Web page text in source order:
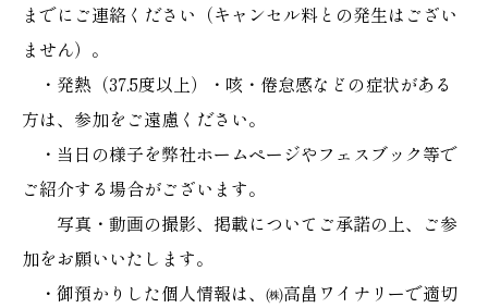
までにご連絡ください（キャンセル料との発生はござい
ません）。
・発熱（37.5度以上）・咳・倦怠感などの症状がある
方は、参加をご遠慮ください。
・当日の様子を弊社ホームページやフェスブック等で
ご紹介する場合がございます。
写真・動画の撮影、掲載についてご承諾の上、ご参
加をお願いいたします。
・御預かりした個人情報は、㈱高畠ワイナリーで適切